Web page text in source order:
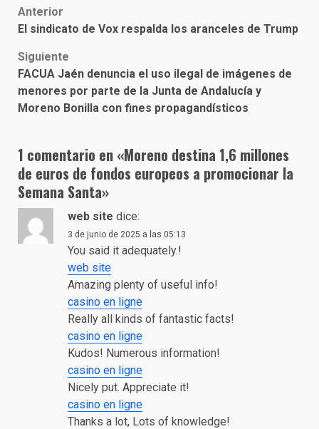
Post
navigation
Anterior
El sindicato de Vox respalda los aranceles de Trump
Siguiente
FACUA Jaén denuncia el uso ilegal de imágenes de
menores por parte de la Junta de Andalucía y
Moreno Bonilla con fines propagandísticos
1 comentario en «Moreno destina 1,6 millones
de euros de fondos europeos a promocionar la
Semana Santa»
web site dice:
3 de junio de 2025 a las 05:13
You said it adequately.!
web site
Amazing plenty of useful info!
casino en ligne
Really all kinds of fantastic facts!
casino en ligne
Kudos! Numerous information!
casino en ligne
Nicely put. Appreciate it!
casino en ligne
Thanks a lot, Lots of knowledge!